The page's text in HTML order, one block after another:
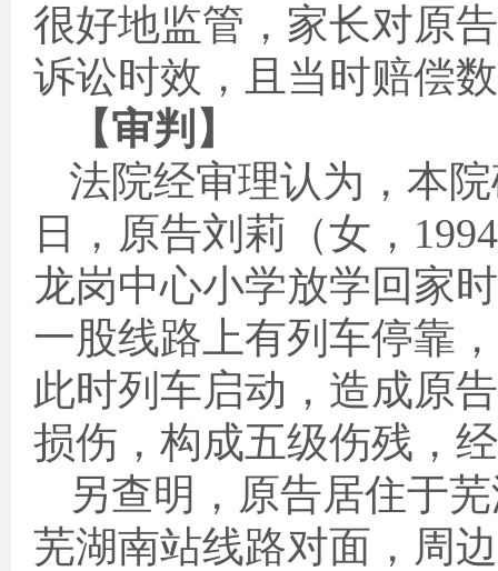
很好地监管，家长对原
诉讼时效，且当时赔偿
【审判】
法院经审理认为，本
日，原告刘莉（女， 1994
龙岗中心小学放学回家
一股线路上有列车停靠
此时列车启动，造成原
损伤，构成五级伤残，
另查明，原告居住于
芜湖南站线路对面，周